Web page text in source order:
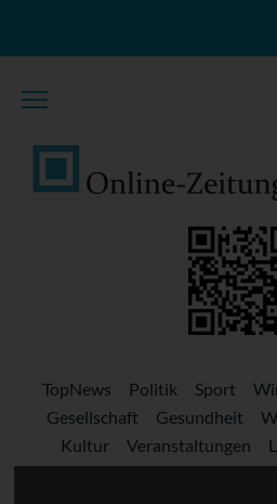
TopNews Politik Sport
Gesellschaft
Gesundheit
Kultur
Veranstaltungen